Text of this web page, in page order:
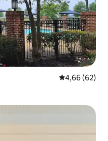
Średnia
4,66 (62)